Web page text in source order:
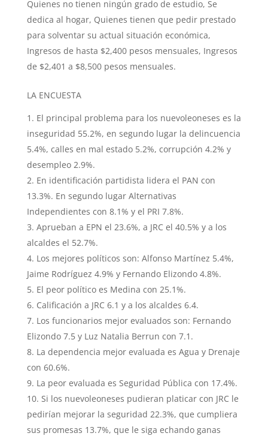
Quienes no tienen ningún grado de estudio, Se
dedica al hogar, Quienes tienen que pedir prestado
para solventar su actual situación económica,
Ingresos de hasta $2,400 pesos mensuales, Ingresos
de $2,401 a $8,500 pesos mensuales.
LA ENCUESTA
El principal problema para los nuevoleoneses es la
inseguridad 55.2%, en segundo lugar la delincuencia
5.4%, calles en mal estado 5.2%, corrupción 4.2% y
desempleo 2.9%.
En identificación partidista lidera el PAN con
13.3%. En segundo lugar Alternativas
Independientes con 8.1% y el PRI 7.8%.
Aprueban a EPN el 23.6%, a JRC el 40.5% y a los
alcaldes el 52.7%.
Los mejores políticos son: Alfonso Martínez 5.4%,
Jaime Rodríguez 4.9% y Fernando Elizondo 4.8%.
El peor político es Medina con 25.1%.
Calificación a JRC 6.1 y a los alcaldes 6.4.
Los funcionarios mejor evaluados son: Fernando
Elizondo 7.5 y Luz Natalia Berrun con 7.1.
La dependencia mejor evaluada es Agua y Drenaje
con 60.6%.
La peor evaluada es Seguridad Pública con 17.4%.
Si los nuevoleoneses pudieran platicar con JRC le
pedirían mejorar la seguridad 22.3%, que cumpliera
sus promesas 13.7%, que le siga echando ganas